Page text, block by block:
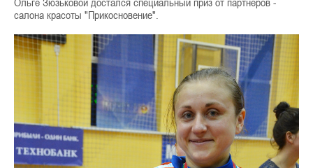
салона красоты "Прикосновение".